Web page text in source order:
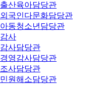
출산육아담당관
외국인다문화담당관
아동청소년담당관
감사
감사담당관
경영감사담당관
조사담당관
민원해소담당관